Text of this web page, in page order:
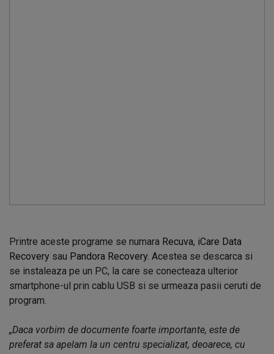
Printre aceste programe se numara Recuva, iCare Data
Recovery sau Pandora Recovery. Acestea se descarca si
se instaleaza pe un PC, la care se conecteaza ulterior
smartphone-ul prin cablu USB si se urmeaza pasii ceruti de
program.
„Daca vorbim de documente foarte importante, este de
preferat sa apelam la un centru specializat, deoarece, cu